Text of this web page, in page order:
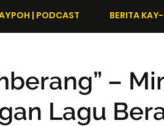
| PODCAST BERITA
–
Lagu